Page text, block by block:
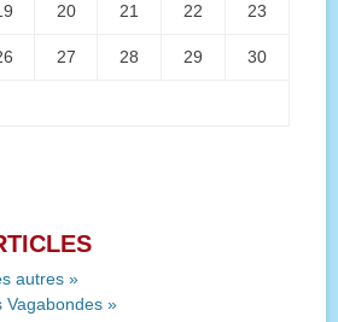
20 21 22 23
27 28 29 30
autres »
Vagabondes »